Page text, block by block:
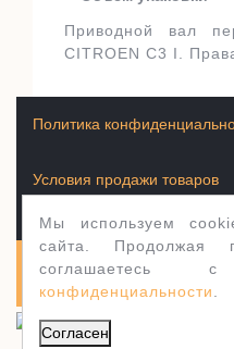
Приводной вал
CITROEN C3 I.
Мы используем
сайта. Продолжая
конфиденциальности
Согласен
Условия продажи товаров
Политика
Полуось.рф 2003-2026